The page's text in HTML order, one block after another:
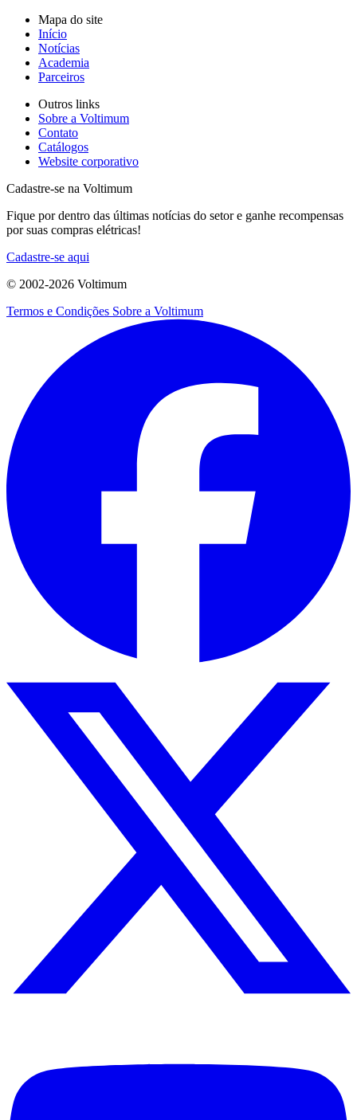
Mapa do site
Início
Notícias
Academia
Parceiros
Outros links
Sobre a Voltimum
Contato
Catálogos
Website corporativo
Cadastre-se na Voltimum
Fique por dentro das últimas notícias do setor e ganhe recompensas
por suas compras elétricas!
Cadastre-se aqui
© 2002-2026 Voltimum
Termos e Condições Sobre a Voltimum